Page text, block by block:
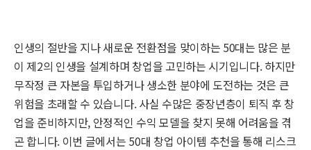
인생의 절반을 지나 새로운 전환점을 맞이하는 50대는 많은 분
이 제2의 인생을 설계하며 창업을 고민하는 시기입니다. 하지만
무작정 큰 자본을 투입하거나 생소한 분야에 도전하는 것은 큰
위험을 초래할 수 있습니다. 사실 수많은 중장년층이 퇴직 후 창
업을 준비하지만, 안정적인 수익 모델을 찾지 못해 어려움을 겪
곤 합니다. 이번 글에서는 50대 창업 아이템 추천을 통해 리스크